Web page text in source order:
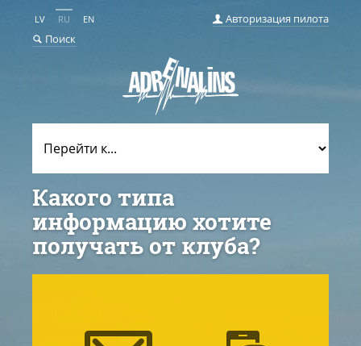
LV RU EN
Поиск
Авторизация пилота
Какого типа
информацию хотите
получать от клуба?